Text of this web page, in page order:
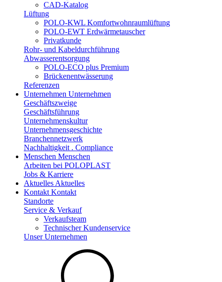
CAD-Katalog
Lüftung
POLO-KWL Komfortwohnraumlüftung
POLO-EWT Erdwärmetauscher
Privatkunde
Rohr- und Kabeldurchführung
Abwasserentsorgung
POLO-ECO plus Premium
Brückenentwässerung
Referenzen
Unternehmen Unternehmen
Geschäftszweige
Geschäftsführung
Unternehmenskultur
Unternehmensgeschichte
Branchennetzwerk
Nachhaltigkeit . Compliance
Menschen Menschen
Arbeiten bei POLOPLAST
Jobs & Karriere
Aktuelles Aktuelles
Kontakt Kontakt
Standorte
Service & Verkauf
Verkaufsteam
Technischer Kundenservice
Unser Unternehmen